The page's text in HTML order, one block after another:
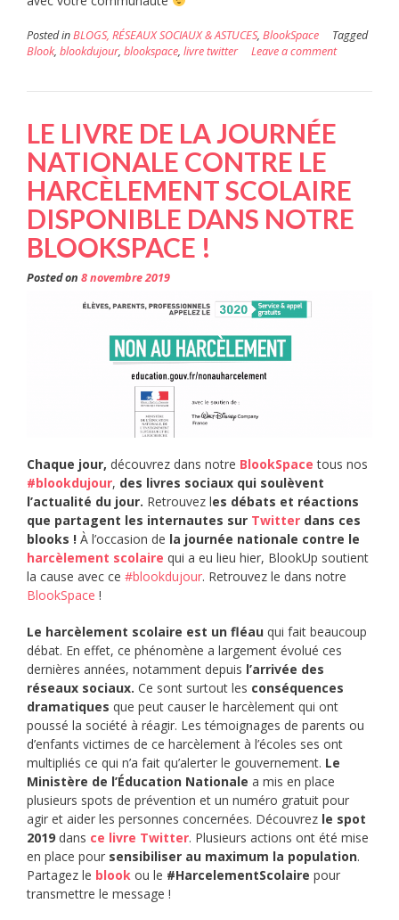
Posted inBLOGS, RÉSEAUX SOCIAUX & ASTUCES, BlookSpace
Tagged
Blook, blookdujour, blookspace, livre twitter Leave a comment
LE LIVRE DE LA JOURNÉE
NATIONALE CONTRE LE
HARCÈLEMENT SCOLAIRE
DISPONIBLE DANS NOTRE
BLOOKSPACE !
Posted on 8 novembre 2019
Chaque jour, découvrez dans notre BlookSpace tous nos
#blookdujour, des livres sociaux qui soulèvent
l’actualité du jour. Retrouvez les débats et réactions
que partagent les internautes sur Twitter dans ces
blooks ! À l’occasion de la journée nationale contre le
harcèlement scolaire qui a eu lieu hier, BlookUp soutient
la cause avec ce #blookdujour. Retrouvez le dans notre
BlookSpace !
Le harcèlement scolaire est un fléau qui fait beaucoup
débat. En effet, ce phénomène a largement évolué ces
dernières années, notamment depuis l’arrivée des
réseaux sociaux. Ce sont surtout les conséquences
dramatiques que peut causer le harcèlement qui ont
poussé la société à réagir. Les témoignages de parents ou
d’enfants victimes de ce harcèlement à l’écoles ses ont
multipliés ce qui n’a fait qu’alerter le gouvernement. Le
Ministère de l’Éducation Nationale a mis en place
plusieurs spots de prévention et un numéro gratuit pour
agir et aider les personnes concernées. Découvrez le spot
2019 dans ce livre Twitter. Plusieurs actions ont été mise
en place pour sensibiliser au maximum la population.
Partagez le blook ou le #HarcelementScolaire pour
transmettre le message !